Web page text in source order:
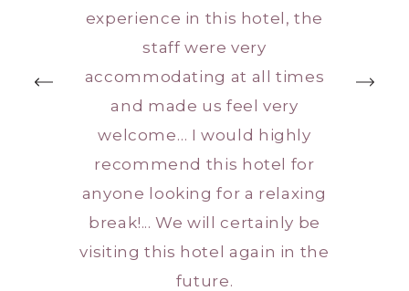
experience in this hotel, the
staff were very
accommodating at all times
and made us feel very
welcome… I would highly
recommend this hotel for
anyone looking for a relaxing
break!... We will certainly be
visiting this hotel again in the
future.